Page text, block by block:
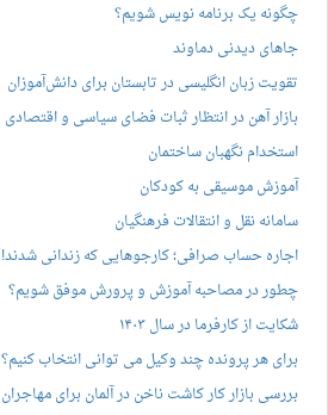
چگونه یک برنامه نویس شویم؟
جاهای دیدنی دماوند
تقویت زبان انگلیسی در تابستان برای دانش‌آموزان
بازار آهن در انتظار ثبات فضای سیاسی و اقتصادی
استخدام نگهبان ساختمان
آموزش موسیقی به کودکان
سامانه نقل و انتقالات فرهنگیان
اجاره حساب صرافی؛ کارجوهایی که زندانی شدند!
چطور در مصاحبه‌ آموزش و پرورش موفق شویم؟
شکایت از کارفرما در سال ۱۴۰۳
برای هر پرونده چند وکیل می توانی انتخاب کنیم؟
بررسی بازار کار کاشت ناخن در آلمان برای مهاجران